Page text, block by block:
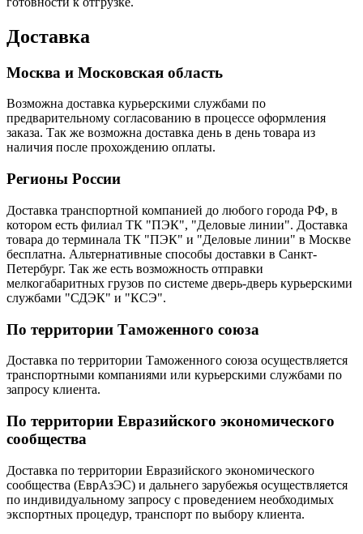
Доставка
Москва и Московская область
Возможна доставка курьерскими службами по
предварительному согласованию в процессе оформления
заказа. Так же возможна доставка день в день товара из
наличия после прохождению оплаты.
Регионы России
Доставка транспортной компанией до любого города РФ, в
котором есть филиал ТК "ПЭК", "Деловые линии". Доставка
товара до терминала ТК "ПЭК" и "Деловые линии" в Москве
бесплатна. Альтернативные способы доставки в Санкт-
Петербург. Так же есть возможность отправки
мелкогабаритных грузов по системе дверь-дверь курьерскими
службами "СДЭК" и "КСЭ".
По территории Таможенного союза
Доставка по территории Таможенного союза осуществляется
транспортными компаниями или курьерскими службами по
запросу клиента.
По территории Евразийского экономического
сообщества
Доставка по территории Евразийского экономического
сообщества (ЕврАзЭС) и дальнего зарубежья осуществляется
по индивидуальному запросу с проведением необходимых
экспортных процедур, транспорт по выбору клиента.